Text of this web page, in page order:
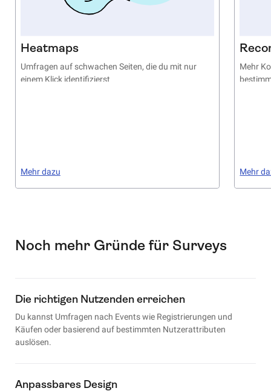
Heatmaps
Umfragen auf schwachen Seiten, die du mit nur
einem Klick identifizierst
Mehr dazu
Mehr
Mehr
Noch mehr Gründe für Surveys
Die richtigen Nutzenden erreichen
Du kannst Umfragen nach Events wie Registrierungen und
Käufen oder basierend auf bestimmten Nutzerattributen
auslösen.
Anpassbares Design